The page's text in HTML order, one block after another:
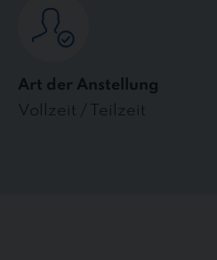
Art der Anstellung
Vollzeit / Teilzeit